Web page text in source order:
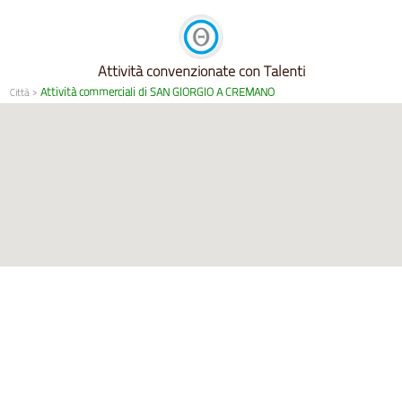
Attività convenzionate con Talenti
Città >Attività commerciali di SAN GIORGIO A CREMANO